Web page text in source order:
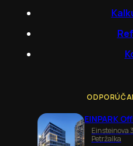
EINPARK
Einsteinova
Petržalka